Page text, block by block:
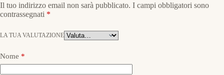
Il tuo indirizzo email non sarà pubblicato. I campi obbligatori sono
contrassegnati *
LA TUA VALUTAZIONE
Nome *